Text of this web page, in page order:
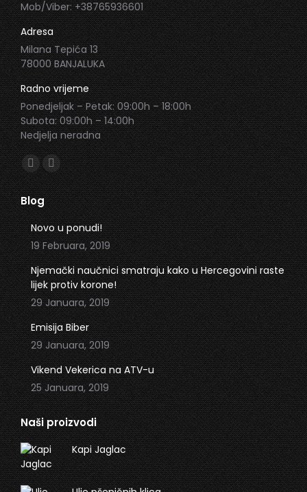
Mob/Viber: +38765936601
Adresa
Milana Tepića 13
78000 BANJALUKA
Radno vrijeme
Ponedjeljak – Petak: 09:00h – 18:00h
Subota: 09:00h – 14:00h
Nedjelja neradna
Find us on:
Facebook
page
opens
in
new
window
Instagram
page
opens
in
new
window
Blog
Novo u ponudi!
19 Februara, 2019
Njemački naučnici smatraju kako u Hercegovini raste
lijek protiv korone!
29 Januara, 2019
Emisija Biber
29 Januara, 2019
Vikend Vekerica na ATV-u
25 Januara, 2019
Naši proizvodi
Kapi Jaglac